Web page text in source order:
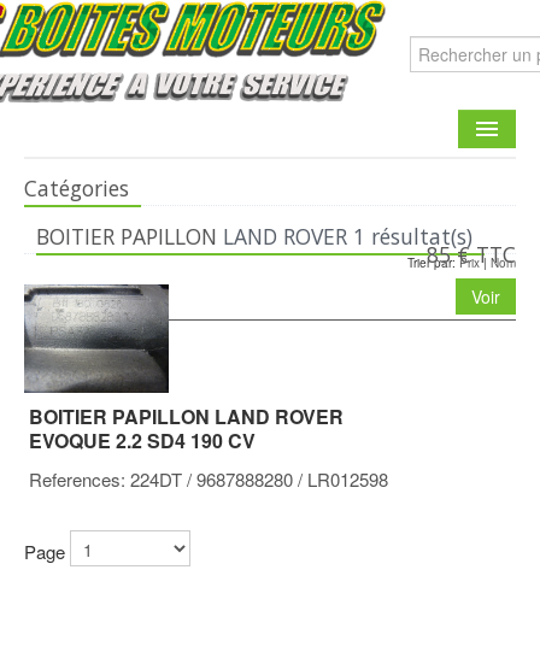
CATALOGUE
FAIRE UNE DEMANDE
CONTACT
Catégories
BOITIER PAPILLON LAND ROVER 1 résultat(s)
Trier par: Prix| Nom
BOITIER PAPILLON LAND ROVER
EVOQUE 2.2 SD4 190 CV
References: 224DT/ 9687888280/ LR012598
85 € TTC
Voir
Page